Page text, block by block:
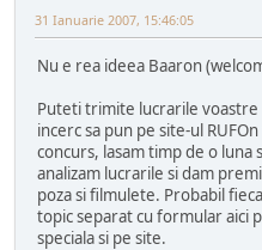
31 Ianuarie 2007, 15:46:05
Nu e rea ideea Baaron
Puteti trimite lucrarile voastre
incerc sa pun pe site-ul
concurs, lasam timp de o luna
analizam lucrarile si dam
poza si filmulete. Probabil
topic separat cu formular aici
speciala si pe site.